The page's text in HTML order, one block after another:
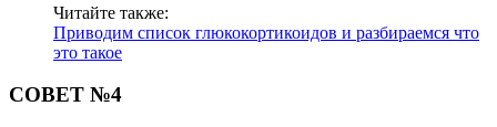
Читайте также:
Приводим список глюкокортикоидов и разбираемся что
это такое
СОВЕТ №4